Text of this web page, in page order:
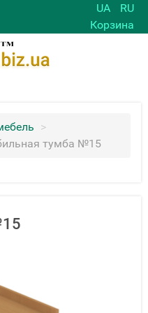
UA
RU
Корзина
>
тумба №15